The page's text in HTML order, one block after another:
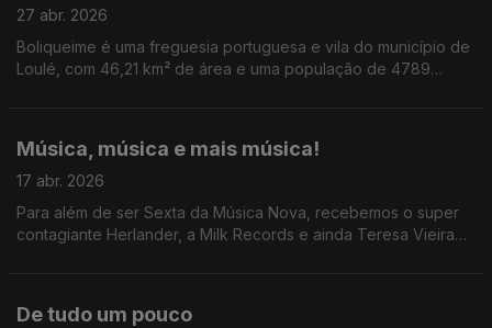
27 abr. 2026
Boliqueime é uma freguesia portuguesa e vila do município de
Loulé, com 46,21 km² de área e uma população de 4789
Música, música e mais música!
17 abr. 2026
Para além de ser Sexta da Música Nova, recebemos o super
contagiante Herlander, a Milk Records e ainda Teresa Vieira
De tudo um pouco